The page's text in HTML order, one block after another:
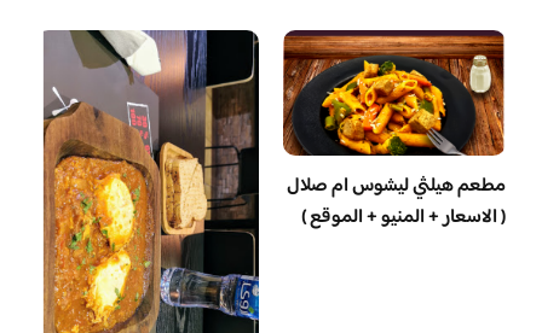
مطعم هيلثي ليشوس ام صلال
( الاسعار + المنيو + الموقع )